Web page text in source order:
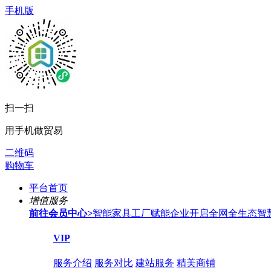
手机版
扫一扫
用手机做贸易
二维码
购物车
平台首页
增值服务
前往会员中心>智能家具工厂赋能企业开启全网全生态智
VIP
服务介绍 服务对比 建站服务 精美商铺